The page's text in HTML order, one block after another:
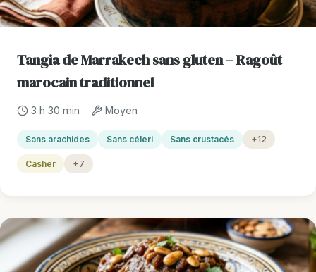
Tangia de Marrakech sans gluten – Ragoût
marocain traditionnel
3 h 30 min Moyen
Sans arachides Sans céleri Sans crustacés +12
Casher +7